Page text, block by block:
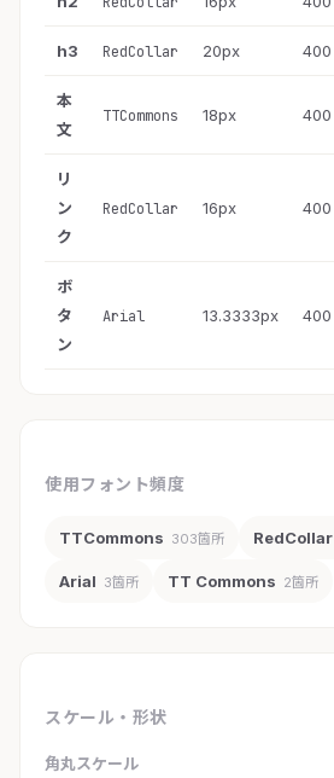
h3 RedCollar 20px 400
本
文
TTCommons 18px 400
リ
ン
ク
RedCollar 16px 400
ボ
タ
ン
Arial 13.3333px 400
使用フォント頻度
TTCommons 303箇所 RedCollar
Arial 3箇所 TT Commons 2箇所
スケール・形状
角丸スケール